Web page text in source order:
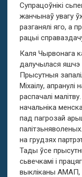
Супрацоўнікі
жанчынаў увагу
разганялі яго, а
рацыі
Каля Чырвонага
далучылася яшчэ
Прысутныя
Міхаілу, апранулі
распачалі
начальніка
пад пагрозай
на грудзях
Тады ўсе
сьвечкамі і
выкліканы АМАП,